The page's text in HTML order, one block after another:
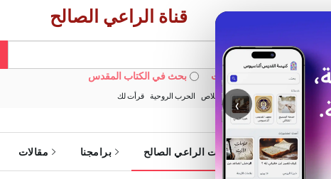
‹
قناة الراعي الصالح
بحث في الويبسايت بحث في الكتاب المقدس
الأكثر بحثًا: خبزنا اليومي الخلاص الحرب الروحية قرأت لك
الرئيسية خدمات الراعي الصالح برامجنا مقالات